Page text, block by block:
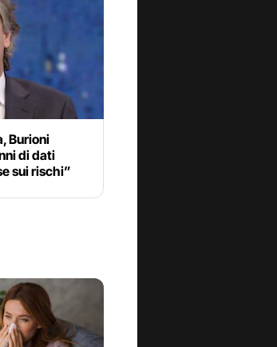
Burioni
di dati
sui rischi”